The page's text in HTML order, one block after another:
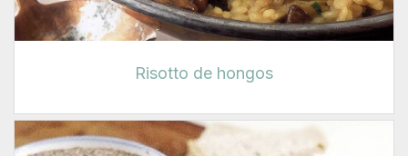
Risotto de hongos